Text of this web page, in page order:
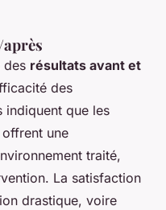
des résultats avant et
des
indiquent que les
une
traité,
La satisfaction
drastique, voire